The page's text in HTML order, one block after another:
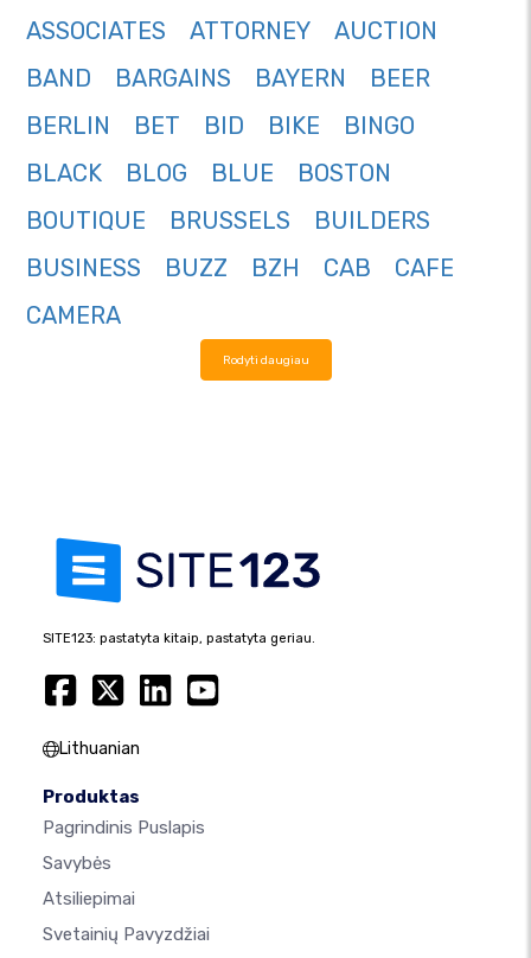
ASSOCIATES
ATTORNEY
AUCTION
BAND
BARGAINS BAYERN
BEER
BERLIN
BET BID BIKE
BINGO
BLACK
BLOG BLUE
BOSTON
BOUTIQUE
BRUSSELS
BUILDERS
BUSINESS
BUZZ BZH CAB
CAFE
CAMERA
Rodyti daugiau
SITE123: pastatyta kitaip, pastatyta geriau.
Lithuanian
Produktas
Pagrindinis Puslapis
Savybės
Atsiliepimai
Svetainių Pavyzdžiai